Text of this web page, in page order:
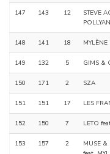
147 143 12
STEVE
148 141 18 MYLÈNE
149 132 5 GIMS &
150 171 2 SZA
151 151 17 LES
152 150 7 LETO
153 157 2
MUSE &